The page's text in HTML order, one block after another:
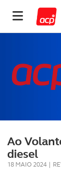
Ao
diesel
18 MAIO 2024 |